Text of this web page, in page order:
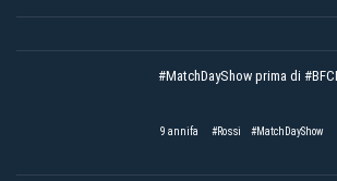
#MatchDayShow prima di
9 annifa #Rossi #MatchDayShow